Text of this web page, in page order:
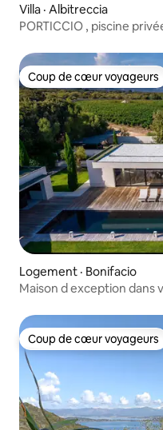
Villa · Albitreccia
PORTICCIO ,
Coup de cœur voyageurs
Coup de cœur voyageurs
Logement · Bonifacio
Maison d exception dans
Coup de cœur voyageurs
Coup de cœur voyageurs